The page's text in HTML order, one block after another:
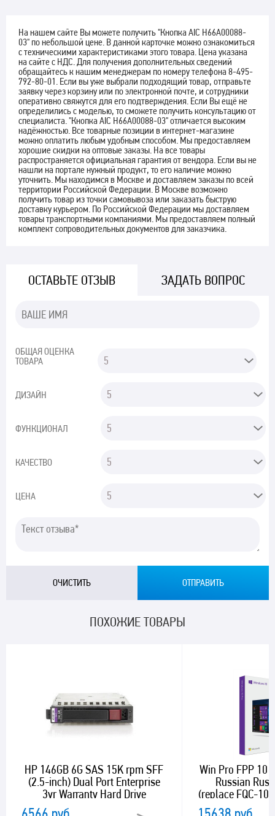
На нашем сайте Вы можете получить "Кнопка AIC H66A00088-
03" по небольшой цене. В данной карточке можно ознакомиться
с техническими характеристиками этого товара. Цена указана
на сайте с НДС. Для получения дополнительных сведений
обращайтесь к нашим менеджерам по номеру телефона 8-495-
792-80-01. Если вы уже выбрали подходящий товар, отправьте
заявку через корзину или по электронной почте, и сотрудники
оперативно свяжутся для его подтверждения. Если Вы ещё не
определились с моделью, то сможете получить консультацию от
специалиста. "Кнопка AIC H66A00088-03" отличается высоким
надёжностью. Все товарные позиции в интернет-магазине
можно оплатить любым удобным способом. Мы предоставляем
хорошие скидки на оптовые заказы. На все товары
распространяется официальная гарантия от вендора. Если вы не
нашли на портале нужный продукт, то его наличие можно
уточнить. Мы находимся в Москве и доставляем заказы по всей
территории Российской Федерации. В Москве возможно
получить товар из точки самовывоза или заказать быструю
доставку курьером. По Российской Федерации мы доставляем
товары транспортными компаниями. Мы предоставляем полный
комплект сопроводительных документов для заказчика.
ОСТАВЬТЕ ОТЗЫВ ЗАДАТЬ ВОПРОС
ОБЩАЯ ОЦЕНКА
ТОВАРА
ДИЗАЙН
ФУНКЦИОНАЛ
КАЧЕСТВО
ЦЕНА
ПОХОЖИЕ ТОВАРЫ
HP 146GB 6G SAS 15K rpm SFF
(2.5-inch) Dual Port Enterprise
3yr Warranty Hard Drive
Win Pro FPP 10
Russian
(replace FQC-